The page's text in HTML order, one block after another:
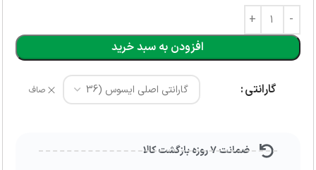
گارانتی صاف
افزودن به سبد خرید
ضمانت ۷ روزه بازگشت کالا